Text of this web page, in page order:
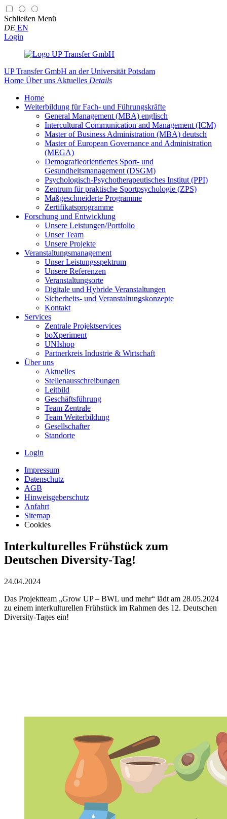
Schließen Menü
DE EN
Login
UP Transfer GmbH an der Universität Potsdam
Home Über uns Aktuelles Details
Home
Weiterbildung für Fach- und Führungskräfte
General Management (MBA) englisch
Intercultural Communication and Management (ICM)
Master of Business Administration (MBA) deutsch
Master of European Governance and Administration
(MEGA)
Demografieorientiertes Sport- und
Gesundheitsmanagement (DSGM)
Psychologisch-Psychotherapeutisches Institut (PPI)
Zentrum für praktische Sportpsychologie (ZPS)
Maßgeschneiderte Programme
Zertifikatsprogramme
Forschung und Entwicklung
Unsere Leistungen/Portfolio
Unser Team
Unsere Projekte
Veranstaltungsmanagement
Unser Leistungsspektrum
Unsere Referenzen
Veranstaltungsorte
Digitale und Hybride Veranstaltungen
Sicherheits- und Veranstaltungskonzepte
Kontakt
Services
Zentrale Projektservices
boXperiment
UNIshop
Partnerkreis Industrie & Wirtschaft
Über uns
Aktuelles
Stellenausschreibungen
Leitbild
Geschäftsführung
Team Zentrale
Team Weiterbildung
Gesellschafter
Standorte
Login
Impressum
Datenschutz
AGB
Hinweisgeberschutz
Anfahrt
Sitemap
Cookies
Interkulturelles Frühstück zum
Deutschen Diversity-Tag!
24.04.2024
Das Projektteam „Grow UP – BWL und mehr“ lädt am 28.05.2024
zu einem interkulturellen Frühstück im Rahmen des 12. Deutschen
Diversity-Tages ein!